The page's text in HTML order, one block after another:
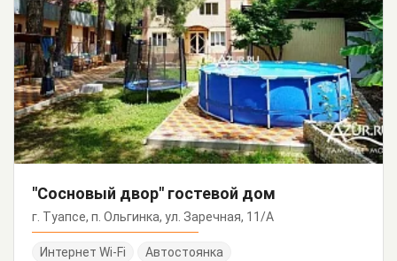
"Сосновый двор" гостевой дом
г. Туапсе, п. Ольгинка, ул. Заречная, 11/А
Интернет Wi-Fi
Автостоянка